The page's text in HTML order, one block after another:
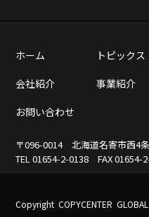
ホーム トピックス
会社紹介
事業紹介
お問い合わせ
〒096-0014北海道名寄市西4
TEL01654-2-0138 FAX 01654-
Copyright COPYCENTER GLOBAL